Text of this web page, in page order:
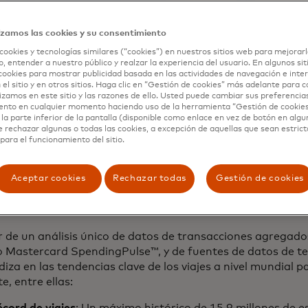
llama la atención el notable aumento en la
que pasó de 4.5 días en 2020 a 5.5 días en
tiempo invertido aumentó de 6.5 a 6.9 días,
de un análisis único de datos de transacciones
Mastercard SpendingPulse™, y de fuentes de datos de
en las tendencias clave de los viajes a nivel mundial
entre ellas:
las cookies y su consentimiento
y tecnologías similares (“cookies”) en nuestros sitios web para
entender a nuestro público y realzar la experiencia del usuario. En algunos
para mostrar publicidad basada en las actividades de navegación e
el sitio y en otros sitios. Haga clic en “Gestión de cookies” más adelante para
en este sitio y las razones de ello. Usted puede cambiar sus
en cualquier momento haciendo uso de la herramienta “Gestión de
la parte inferior de la pantalla (disponible como enlace en vez de botón en
rechazar algunas o todas las cookies, a excepción de aquellas que sean
el funcionamiento del sitio.
Aceptar cookies Rechazar todas Gestión de cookies